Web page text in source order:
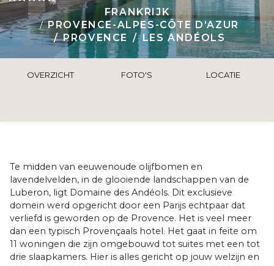
FRANKRIJK
PROVENCE-ALPES-CÔTE D'AZUR
PROVENCE
LES ANDÉOLS
OVERZICHT FOTO'S LOCATIE
Te midden van eeuwenoude olijfbomen en
lavendelvelden, in de glooiende landschappen van de
Luberon, ligt Domaine des Andéols. Dit exclusieve
domein werd opgericht door een Parijs echtpaar dat
verliefd is geworden op de Provence. Het is veel meer
dan een typisch Provençaals hotel. Het gaat in feite om
11 woningen die zijn omgebouwd tot suites met een tot
drie slaapkamers. Hier is alles gericht op jouw welzijn en